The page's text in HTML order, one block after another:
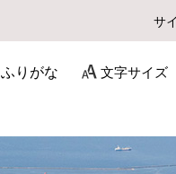
サ
ふりがな 文字サイズ